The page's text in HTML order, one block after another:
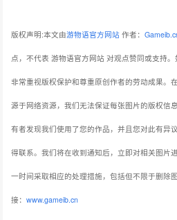
版权声明:本文由游物语官方网站 作者：
点，不代表 游物语官方网站 对观点赞同或支持。
非常重视版权保护和尊重原创作者的劳动成果。
源于网络资源，我们无法保证每张图片的版权信
有者发现我们使用了您的作品，并且您对此有异
得联系。我们将在收到通知后，立即对相关图片
一时间采取相应的处理措施，包括但不限于删除
接：www.gameib.cn